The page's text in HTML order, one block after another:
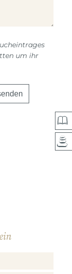
um ihr